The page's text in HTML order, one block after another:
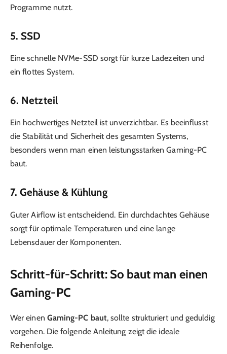
Programme nutzt.
5. SSD
Eine schnelle NVMe-SSD sorgt für kurze Ladezeiten und
ein flottes System.
6. Netzteil
Ein hochwertiges Netzteil ist unverzichtbar. Es beeinflusst
die Stabilität und Sicherheit des gesamten Systems,
besonders wenn man einen leistungsstarken Gaming-PC
baut.
7. Gehäuse & Kühlung
Guter Airflow ist entscheidend. Ein durchdachtes Gehäuse
sorgt für optimale Temperaturen und eine lange
Lebensdauer der Komponenten.
Schritt-für-Schritt: So baut man einen
Gaming-PC
Wer einen Gaming-PC baut, sollte strukturiert und geduldig
vorgehen. Die folgende Anleitung zeigt die ideale
Reihenfolge.